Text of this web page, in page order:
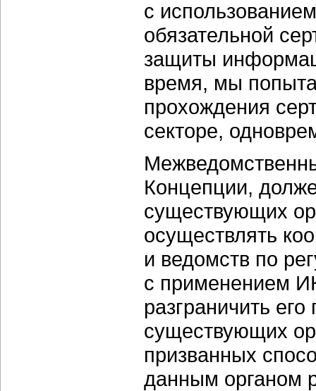
с
обязательной
защиты
время, мы
прохождения
секторе,
Концепции,
существующих
осуществлять
и ведомств по
с применением
разграничить
существующих
призванных
данным органом